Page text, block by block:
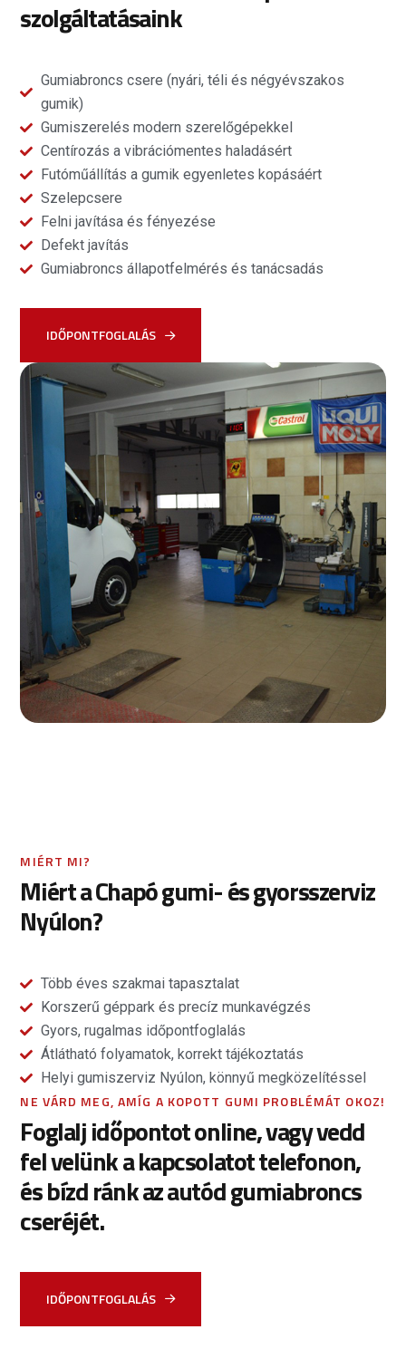
szolgáltatásaink
Gumiabroncs csere (nyári, téli és négyévszakos
gumik)
Gumiszerelés modern szerelőgépekkel
Centírozás a vibrációmentes haladásért
Futóműállítás a gumik egyenletes kopásáért
Szelepcsere
Felni javítása és fényezése
Defekt javítás
Gumiabroncs állapotfelmérés és tanácsadás
IDŐPONTFOGLALÁS
MIÉRT MI?
Miért a Chapó gumi- és gyorsszerviz
Nyúlon?
Több éves szakmai tapasztalat
Korszerű géppark és precíz munkavégzés
Gyors, rugalmas időpontfoglalás
Átlátható folyamatok, korrekt tájékoztatás
Helyi gumiszerviz Nyúlon, könnyű megközelítéssel
NE VÁRD MEG, AMÍG A KOPOTT GUMI PROBLÉMÁT OKOZ!
Foglalj időpontot online, vagy vedd
fel velünk a kapcsolatot telefonon,
és bízd ránk az autód gumiabroncs
cseréjét.
IDŐPONTFOGLALÁS